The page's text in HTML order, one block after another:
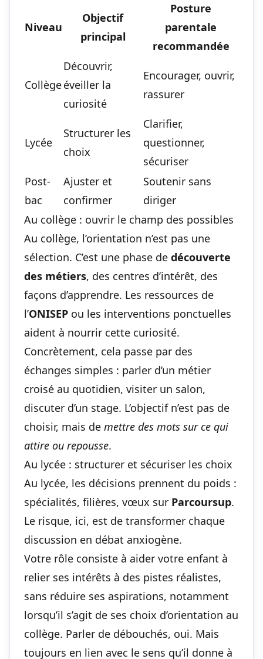
Niveau
Objectif
principal
Posture
parentale
recommandée
Collège
Découvrir,
éveiller la
curiosité
Encourager, ouvrir,
rassurer
Lycée
Structurer les
choix
Clarifier,
questionner,
sécuriser
Post-
bac
Ajuster et
confirmer
Soutenir sans
diriger
Au collège : ouvrir le champ des possibles
Au collège, l’orientation n’est pas une
sélection. C’est une phase de découverte
des métiers, des centres d’intérêt, des
façons d’apprendre. Les ressources de
l’ONISEP ou les interventions ponctuelles
aident à nourrir cette curiosité.
Concrètement, cela passe par des
échanges simples : parler d’un métier
croisé au quotidien, visiter un salon,
discuter d’un stage. L’objectif n’est pas de
choisir, mais de mettre des mots sur ce qui
attire ou repousse.
Au lycée : structurer et sécuriser les choix
Au lycée, les décisions prennent du poids :
spécialités, filières, vœux sur Parcoursup.
Le risque, ici, est de transformer chaque
discussion en débat anxiogène.
Votre rôle consiste à aider votre enfant à
relier ses intérêts à des pistes réalistes,
sans réduire ses aspirations, notamment
lorsqu’il s’agit de ses choix d’orientation au
collège. Parler de débouchés, oui. Mais
toujours en lien avec le sens qu’il donne à